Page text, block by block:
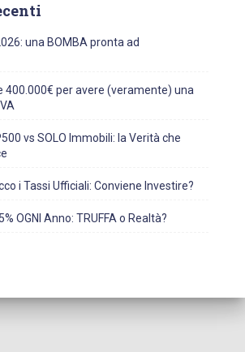
una BOMBA pronta ad
400.000€ per avere (veramente) una
vs SOLO Immobili: la Verità che
i Tassi Ufficiali: Conviene Investire?
OGNI Anno: TRUFFA o Realtà?